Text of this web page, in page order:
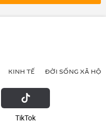
KINH TẾ ĐỜI SỐNG XÃ HỘI
ТikТоk